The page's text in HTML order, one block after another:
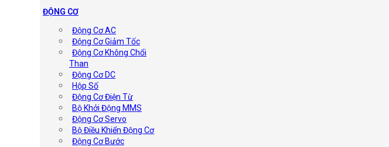
ĐỘNG CƠ
Động Cơ AC
Động Cơ Giảm Tốc
Động Cơ Không Chổi
Than
Động Cơ DC
Hộp Số
Động Cơ Điện Từ
Bộ Khởi Động MMS
Động Cơ Servo
Bộ Điều Khiển Động Cơ
Động Cơ Bước